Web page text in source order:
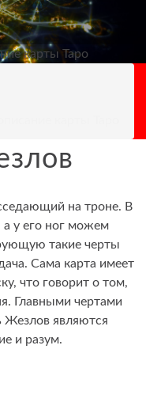
карты Таро
на троне. В
а у его ног можем
такие черты
Сама карта имеет
что говорит о том,
Главными чертами
Жезлов являются
и разум.